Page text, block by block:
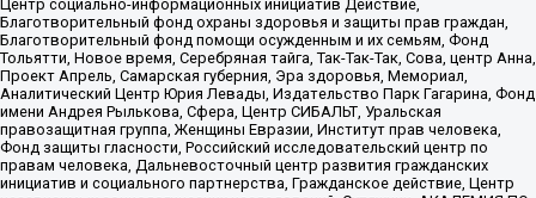
Центр социально-информационных инициатив Действие,
Благотворительный фонд охраны здоровья и защиты прав граждан,
Благотворительный фонд помощи осужденным и их семьям, Фонд
Тольятти, Новое время, Серебряная тайга, Так-Так-Так, Сова, центр Анна,
Проект Апрель, Самарская губерния, Эра здоровья, Мемориал,
Аналитический Центр Юрия Левады, Издательство Парк Гагарина, Фонд
имени Андрея Рылькова, Сфера, Центр СИБАЛЬТ, Уральская
правозащитная группа, Женщины Евразии, Институт прав человека,
Фонд защиты гласности, Российский исследовательский центр по
правам человека, Дальневосточный центр развития гражданских
инициатив и социального партнерства, Гражданское действие, Центр